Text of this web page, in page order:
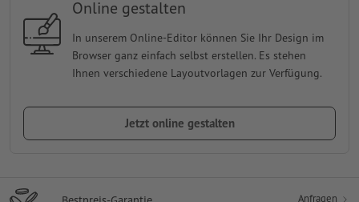
Online gestalten
In unserem Online-Editor können Sie Ihr Design im
Browser ganz einfach selbst erstellen. Es stehen
Ihnen verschiedene Layoutvorlagen zur Verfügung.
Jetzt online gestalten
Anfragen